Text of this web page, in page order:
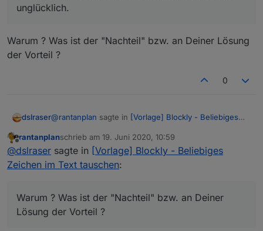
unglücklich.
Warum ? Was ist der "Nachteil" bzw. an Deiner Lösung
der Vorteil ?
0
dslraser@rantanplan sagte in [Vorlage] Blockly - Beliebiges
Ich finde nur den Intevall für diese Lösung etwas
unglücklich.
Warum ? Was ist der "Nachteil" bzw. an Deiner Lösung
Offline
rantanplanschrieb am 19. Juni 2020, 10:59
zuletzt editiert von
@dslraser sagte in [Vorlage] Blockly - Beliebiges
Zeichen im Text tauschen:
Warum ? Was ist der "Nachteil" bzw. an Deiner
Lösung der Vorteil ?